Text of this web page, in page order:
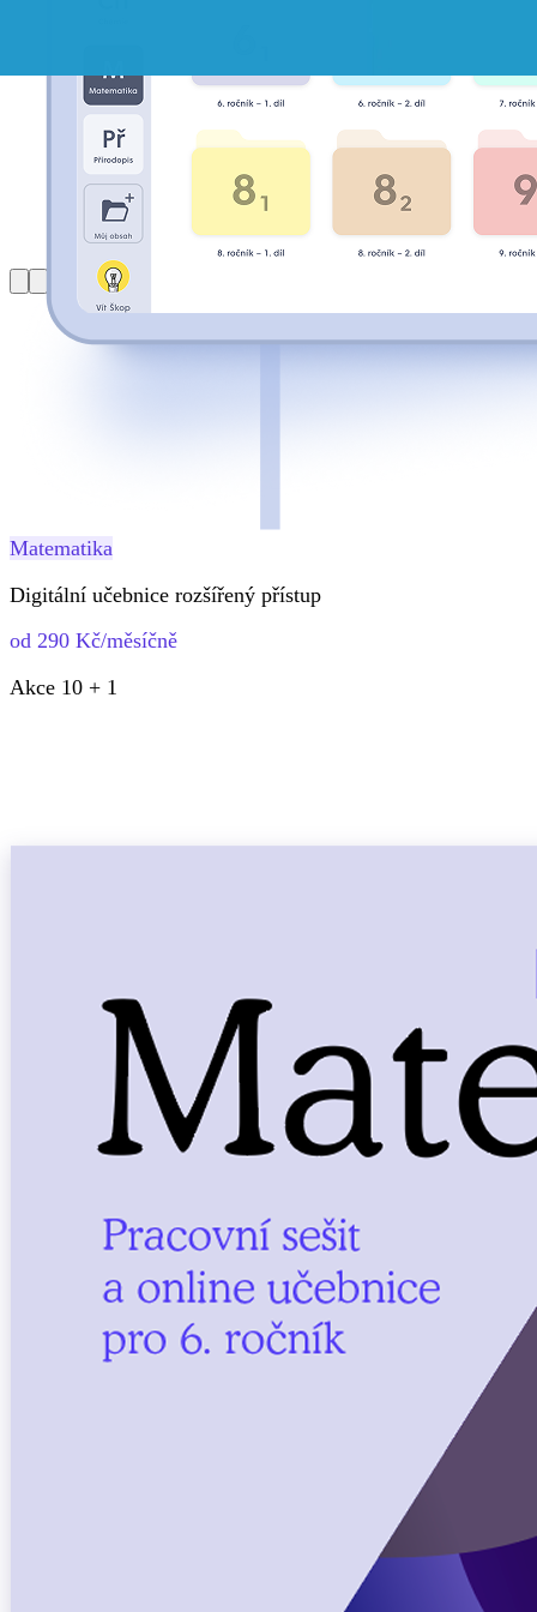
Matematika
Digitální učebnice rozšířený přístup
od 290 Kč/měsíčně
Akce 10 + 1